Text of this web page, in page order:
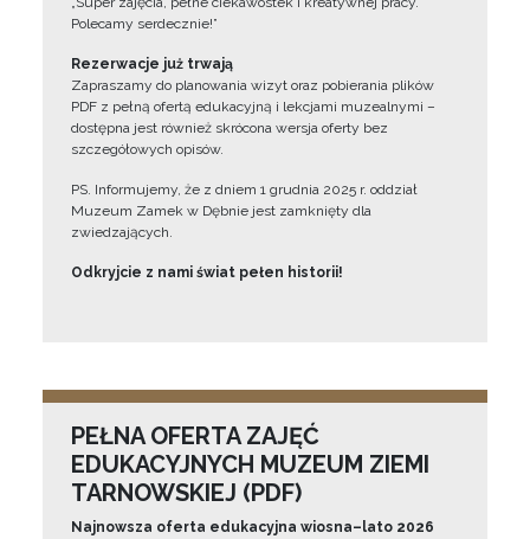
Polecamy serdecznie!”
Rezerwacje już trwają
Zapraszamy do planowania wizyt oraz pobierania plików
PDF z pełną ofertą edukacyjną i lekcjami muzealnymi –
dostępna jest również skrócona wersja oferty bez
szczegółowych opisów.
PS. Informujemy, że z dniem 1 grudnia 2025 r. oddział
Muzeum Zamek w Dębnie jest zamknięty dla
zwiedzających.
Odkryjcie z nami świat pełen historii!
PEŁNA OFERTA ZAJĘĆ
EDUKACYJNYCH MUZEUM ZIEMI
TARNOWSKIEJ (PDF)
Najnowsza oferta edukacyjna wiosna–lato 2026